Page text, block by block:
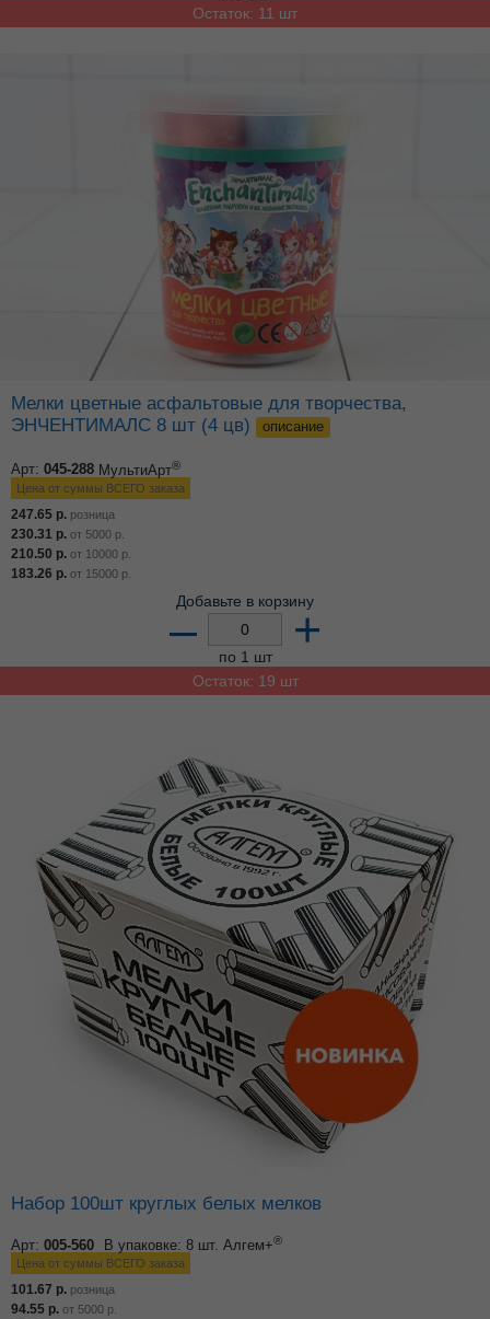
Остаток: 11 шт
Мелки цветные асфальтовые для творчества,
ЭНЧЕНТИМАЛС 8 шт (4 цв)
описание
Арт: 045-288 МультиАрт®
Цена от суммы ВСЕГО заказа
247.65 р. розница
230.31 р. от 5000 р.
210.50 р. от 10000 р.
183.26 р. от 15000 р.
Добавьте в корзину
– +
по 1 шт
Остаток: 19 шт
Набор 100шт круглых белых мелков
Арт: 005-560 В упаковке: 8 шт. Алгем+®
Цена от суммы ВСЕГО заказа
101.67 р. розница
94.55 р. от 5000 р.